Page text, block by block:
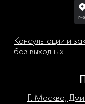
Консультации и
без выходных
Г. Москва,